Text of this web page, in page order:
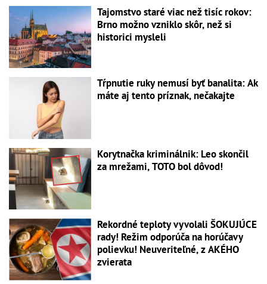
Tajomstvo staré viac než tisíc rokov:
Brno možno vzniklo skôr, než si
historici mysleli
Tŕpnutie ruky nemusí byť banalita: Ak
máte aj tento príznak, nečakajte
Korytnačka kriminálnik: Leo skončil
za mrežami, TOTO bol dôvod!
Rekordné teploty vyvolali ŠOKUJÚCE
rady! Režim odporúča na horúčavy
polievku! Neuveriteľné, z AKÉHO
zvierata